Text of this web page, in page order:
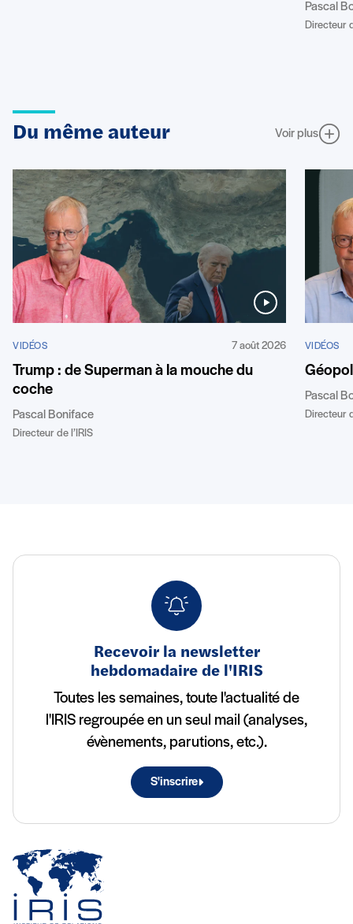
Pascal
Directeur
Du même auteur Voir plus
VIDÉOS 7 août 2026
Trump : de Superman à la mouche du
coche
Pascal Boniface
Directeur de l’IRIS
VIDÉOS
Pascal
Directeur
Recevoir la newsletter
hebdomadaire de l'IRIS
Toutes les semaines, toute l'actualité de
l'IRIS regroupée en un seul mail (analyses,
évènements, parutions, etc.).
S'inscrire